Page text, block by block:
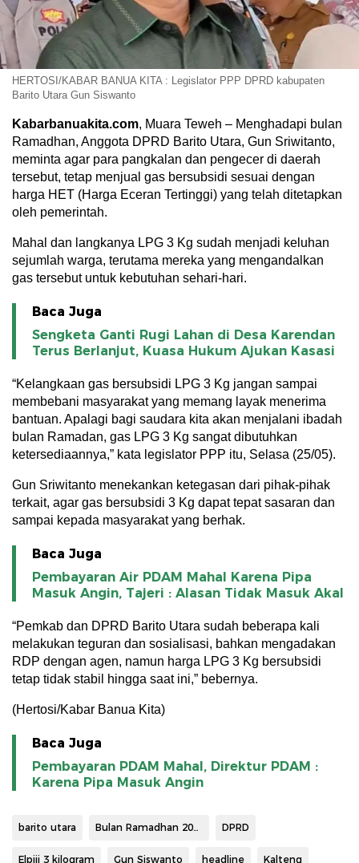
HERTOSI/KABAR BANUA KITA : Legislator PPP DPRD kabupaten
Barito Utara Gun Siswanto
Kabarbanuakita.com, Muara Teweh – Menghadapi bulan
Ramadhan, Anggota DPRD Barito Utara, Gun Sriwitanto,
meminta agar para pangkalan dan pengecer di daerah
tersebut, tetap menjual gas bersubsidi sesuai dengan
harga HET (Harga Eceran Tertinggi) yang telah ditetapkan
oleh pemerintah.
Mahal dan langkanya LPG 3 Kg sudah menjadi keluhan
sejumlah warga, terutama mereka yang mengandalkan
gas tersebut untuk kebutuhan sehari-hari.
Baca Juga
Sengketa Ganti Rugi Lahan di Desa Karendan
Terus Berlanjut, Kuasa Hukum Ajukan Kasasi
“Kelangkaan gas bersubsidi LPG 3 Kg jangan sampai
membebani masyarakat yang memang layak menerima
bantuan. Apalagi bagi saudara kita akan menjalani ibadah
bulan Ramadan, gas LPG 3 Kg sangat dibutuhkan
ketersediaannya,” kata legislator PPP itu, Selasa (25/05).
Gun Sriwitanto menekankan ketegasan dari pihak-pihak
terkait, agar gas bersubsidi 3 Kg dapat tepat sasaran dan
sampai kepada masyarakat yang berhak.
Baca Juga
Pembayaran Air PDAM Mahal Karena Pipa
Masuk Angin, Tajeri : Alasan Tidak Masuk Akal
“Pemkab dan DPRD Barito Utara sudah beberapa kali
melakukan teguran dan sosialisasi, bahkan mengadakan
RDP dengan agen, namun harga LPG 3 Kg bersubsidi
tetap tidak stabil hingga saat ini,” bebernya.
(Hertosi/Kabar Banua Kita)
Baca Juga
Pembayaran PDAM Mahal, Direktur PDAM :
Karena Pipa Masuk Angin
barito utara Bulan Ramadhan 2025 DPRD
Elpiji 3 kilogram Gun Siswanto headline Kalteng